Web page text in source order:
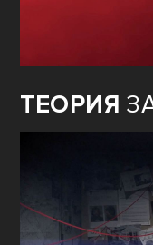
ТЕОРИЯ